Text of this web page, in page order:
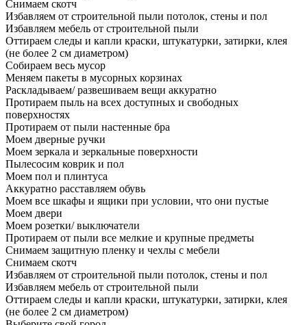
Снимаем скотч
Избавляем от строительной пыли потолок, стены и пол
Избавляем мебель от строительной пыли
Оттираем следы и капли краски, штукатурки, затирки, клея
(не более 2 см диаметром)
Собираем весь мусор
Меняем пакеты в мусорных корзинах
Раскладываем/ развешиваем вещи аккуратно
Протираем пыль на всех доступных и свободных
поверхностях
Протираем от пыли настенные бра
Моем дверные ручки
Моем зеркала и зеркальные поверхности
Пылесосим коврик и пол
Моем пол и плинтуса
Аккуратно расставляем обувь
Моем все шкафы и ящики при условии, что они пустые
Моем двери
Моем розетки/ выключатели
Протираем от пыли все мелкие и крупные предметы
Снимаем защитную пленку и чехлы с мебели
Снимаем скотч
Избавляем от строительной пыли потолок, стены и пол
Избавляем мебель от строительной пыли
Оттираем следы и капли краски, штукатурки, затирки, клея
(не более 2 см диаметром)